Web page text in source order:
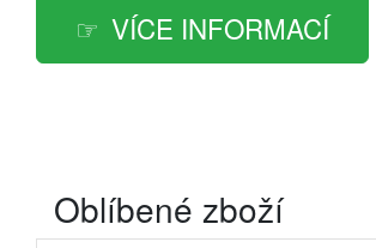
VÍCE INFORMACÍ
Oblíbené zboží